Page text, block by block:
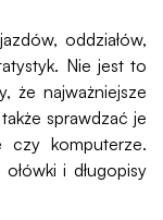
oddziałów,
Nie jest to
że najważniejsze
sprawdzać je
czy komputerze.
i długopisy